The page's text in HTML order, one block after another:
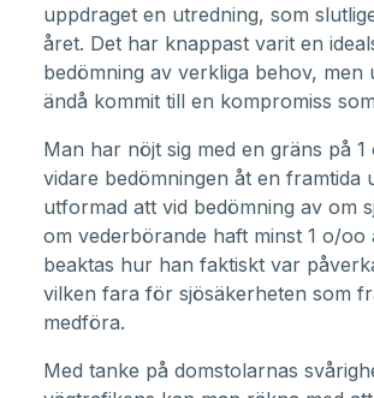
uppdraget en utredning, som
året. Det har knappast varit en
bedömning av verkliga behov,
ändå kommit till en kompromiss
Man har nöjt sig med en gräns på
vidare bedömningen åt en framtida
utformad att vid bedömning av om
om vederbörande haft minst 1 o/
beaktas hur han faktiskt var
vilken fara för sjösäkerheten som
medföra.
Med tanke på domstolarnas